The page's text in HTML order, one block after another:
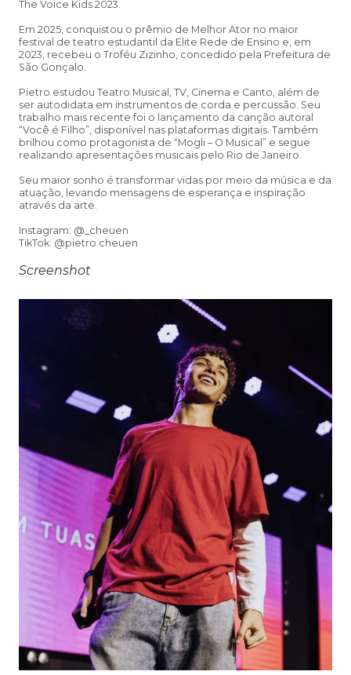
The Voice Kids 2023.
Em 2025, conquistou o prêmio de Melhor Ator no maior
festival de teatro estudantil da Elite Rede de Ensino e, em
2023, recebeu o Troféu Zizinho, concedido pela Prefeitura de
São Gonçalo.
Pietro estudou Teatro Musical, TV, Cinema e Canto, além de
ser autodidata em instrumentos de corda e percussão. Seu
trabalho mais recente foi o lançamento da canção autoral
“Você é Filho”, disponível nas plataformas digitais. Também
brilhou como protagonista de “Mogli – O Musical” e segue
realizando apresentações musicais pelo Rio de Janeiro.
Seu maior sonho é transformar vidas por meio da música e da
atuação, levando mensagens de esperança e inspiração
através da arte.
Instagram: @_cheuen
TikTok: @pietro.cheuen
Screenshot